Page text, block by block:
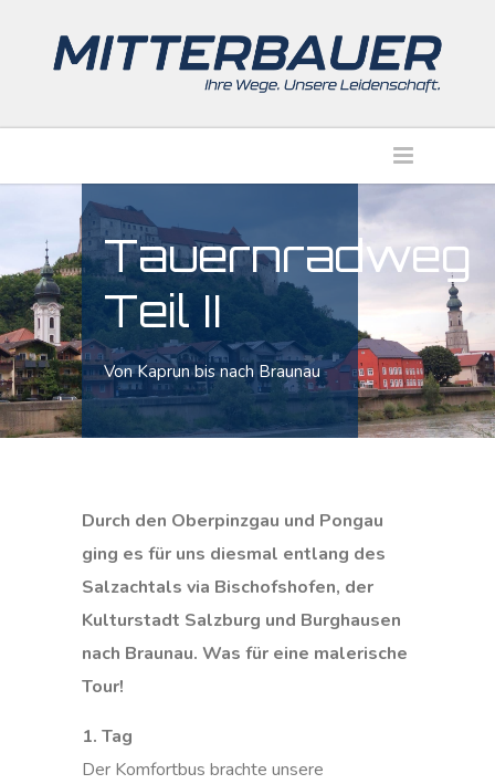
Tauernradweg
Teil II
Von Kaprun bis nach Braunau
Durch den Oberpinzgau und Pongau
ging es für uns diesmal entlang des
Salzachtals via Bischofshofen, der
Kulturstadt Salzburg und Burghausen
nach Braunau. Was für eine malerische
Tour!
1. Tag
Der Komfortbus brachte unsere